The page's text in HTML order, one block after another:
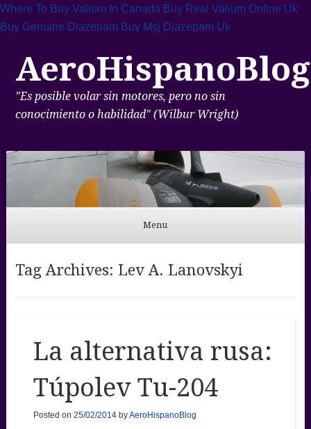
Where To Buy Valium In Canada Buy Real Valium Online Uk
Buy Genuine Diazepam Buy Msj Diazepam Uk
AeroHispanoBlog
"Es posible volar sin motores, pero no sin
conocimiento o habilidad" (Wilbur Wright)
Menu
Tag Archives: Lev A. Lanovskyi
La alternativa rusa:
Túpolev Tu-204
Posted on 25/02/2014byAeroHispanoBlog